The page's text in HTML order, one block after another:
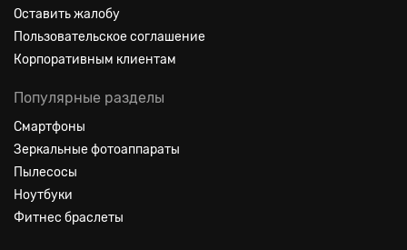
Оставить жалобу
Пользовательское соглашение
Корпоративным клиентам
Популярные разделы
Смартфоны
Зеркальные фотоаппараты
Пылесосы
Ноутбуки
Фитнес браслеты